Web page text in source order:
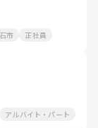
市 正社員
アルバイト・パート